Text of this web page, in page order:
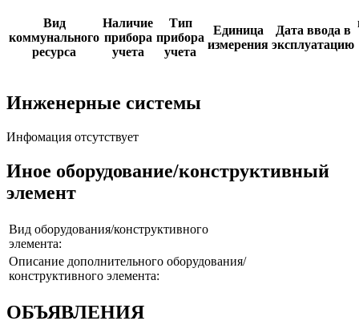
Вид
коммунального
ресурса
Наличие
прибора
учета
Тип
прибора
учета
Единица
измерения
Дата ввода в
эксплуатацию
Инженерные системы
Инфомация отсутствует
Иное оборудование/конструктивный
элемент
Вид оборудования/конструктивного
элемента:
Описание дополнительного оборудования/
конструктивного элемента:
ОБЪЯВЛЕНИЯ